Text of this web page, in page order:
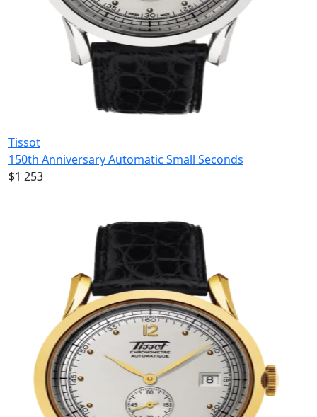
Tissot
150th Anniversary Automatic Small Seconds
$1 253